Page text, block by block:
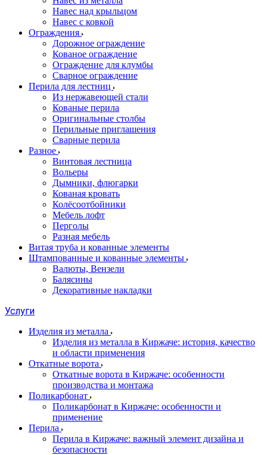
Навес над крыльцом
Навес с ковкой
Ограждения
Дорожное ограждение
Кованое ограждение
Ограждение для клумбы
Сварное ограждение
Перила для лестниц
Из нержавеющей стали
Кованые перила
Оригинальные столбы
Перильные приглашения
Сварные перила
Разное
Винтовая лестница
Вольеры
Дымники, флюгарки
Кованая кровать
Колёсоотбойники
Мебель лофт
Перголы
Разная мебель
Витая труба и кованные элементы
Штампованные и кованные элементы
Валюты, Вензели
Балясины
Декоративные накладки
Услуги
Изделия из металла
Изделия из металла в Киржаче: история, качество
и области применения
Откатные ворота
Откатные ворота в Киржаче: особенности
производства и монтажа
Поликарбонат
Поликарбонат в Киржаче: особенности и
применение
Перила
Перила в Киржаче: важный элемент дизайна и
безопасности